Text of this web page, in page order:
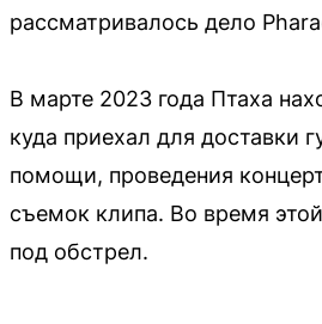
рассматривалось дело
В марте 2023 года Птаха
куда приехал для доставки
помощи, проведения
съемок клипа. Во время
под обстрел.